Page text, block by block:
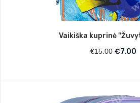
Vaikiška kuprinė
€15.00 €7.00